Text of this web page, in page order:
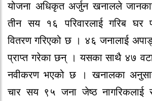
योजना अधिकृत अर्जुन खनालले
तीन सय १६ परिवारलाई गरिब घर
वितरण गरिएको छ । ४६ जनालाई
प्राप्त गरेका छन् । यसका साथै ४७ वटा
नवीकरण भएको छ । खनालका
चार सय ९५ जना जेष्ठ नागरिकलाई